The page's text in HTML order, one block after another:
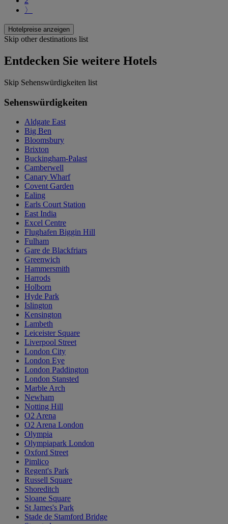
〉
Hotelpreise anzeigen
Skip other destinations list
Entdecken Sie weitere Hotels
Skip Sehenswürdigkeiten list
Sehenswürdigkeiten
Aldgate East
Big Ben
Bloomsbury
Brixton
Buckingham-Palast
Camberwell
Canary Wharf
Covent Garden
Ealing
Earls Court Station
East India
Excel Centre
Flughafen Biggin Hill
Fulham
Gare de Blackfriars
Greenwich
Hammersmith
Harrods
Holborn
Hyde Park
Islington
Kensington
Lambeth
Leiceister Square
Liverpool Street
London City
London Eye
London Paddington
London Stansted
Marble Arch
Newham
Notting Hill
O2 Arena
O2 Arena London
Olympia
Olympiapark London
Oxford Street
Pimlico
Regent's Park
Russell Square
Shoreditch
Sloane Square
St James's Park
Stade de Stamford Bridge